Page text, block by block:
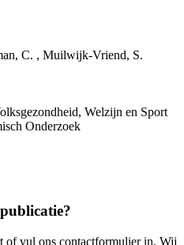
C. , Muilwijk-Vriend, S.
Welzijn en Sport
Onderzoek
of vul ons contactformulier in. Wij